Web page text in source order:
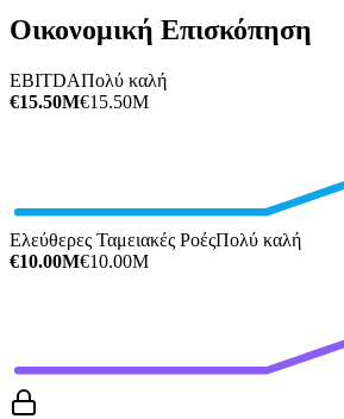
Οικονομική Επισκόπηση
EBITDAΠολύ καλή
€15.50M€15.50M
Ελεύθερες Ταμειακές ΡοέςΠολύ καλή
€10.00M€10.00M